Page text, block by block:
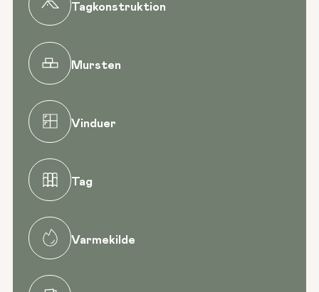
Tagkonstruktion
Mursten
Vinduer
Tag
Varmekilde